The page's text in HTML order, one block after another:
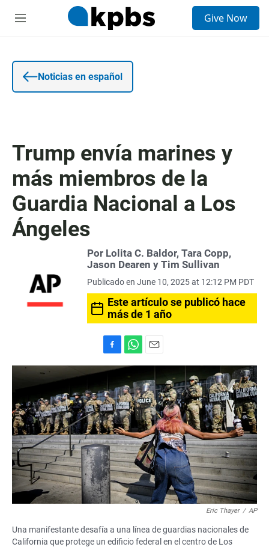
S
i
o
Give Now
Noticias en español
Trump envía marines y
más miembros de la
Guardia Nacional a Los
Ángeles
Por Lolita C. Baldor, Tara Copp,
Jason Dearen y Tim Sullivan
Publicado en June 10, 2025 at 12:12 PM PDT
Este artículo se publicó hace
más de 1 año
a
c
e
b
o
o
k
h
a
t
s
A
p
p
m
a
i
l
Eric Thayer / AP
Una manifestante desafía a una línea de guardias nacionales de
California que protege un edificio federal en el centro de Los